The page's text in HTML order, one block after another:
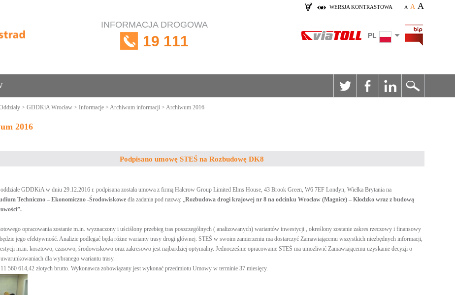
WERSJA KONTRASTOWA A A A
INFORMACJA DROGOWA
19 111 PL
> GDDKiA Wrocław > Informacje > Archiwum informacji > Archiwum 2016
2016
Podpisano umowę STEŚ na Rozbudowę DK8
GDDKiA w dniu 29.12.2016 r. podpisana została umowa z firmą Halcrow Group Limited Elms House, 43 Brook Green, W6 7EF Londyn, Wielka Brytania na
Techniczno – Ekonomiczno -Środowiskowe dla zadania pod nazwą: „Rozbudowa drogi krajowej nr 8 na odcinku Wrocław (Magnice) – Kłodzko wraz z budową
opracowania zostanie m.in. wyznaczony i uściślony przebieg tras poszczególnych ( analizowanych) wariantów inwestycji , określony zostanie zakres rzeczowy i finansowy
jego efektywność. Analizie podlegać będą różne warianty trasy drogi głównej. STEŚ w swoim zamierzeniu ma dostarczyć Zamawiającemu wszystkich niezbędnych informacji,
m.in. kosztowo, czasowo, środowiskowo oraz zakresowo jest najbardziej optymalny. Jednocześnie opracowanie STEŚ ma umożliwić Zamawiającemu uzyskanie decyzji o
dla wybranego wariantu trasy.
560 614,42 złotych brutto. Wykonawca zobowiązany jest wykonać przedmiotu Umowy w terminie 37 miesięcy.